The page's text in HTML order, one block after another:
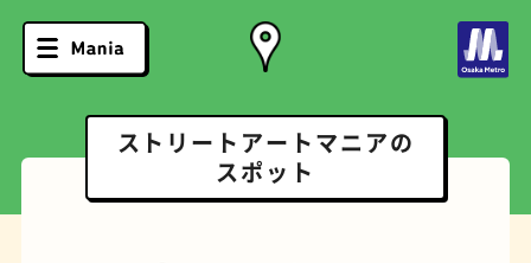
ストリートアートマニアの
スポット